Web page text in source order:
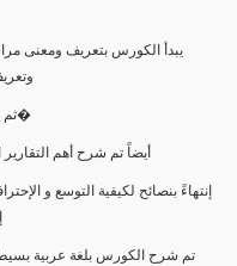
يبدأ الكورس بتعريف ومعنى
ثم يتطرّق الكورس للجزء الأساسي و هوا شرح لمها�
أيضاً تم شرح أهم
إنتهاءً بنصائح لكيفية التوسع و
تم شرح الكورس بلغة عربية